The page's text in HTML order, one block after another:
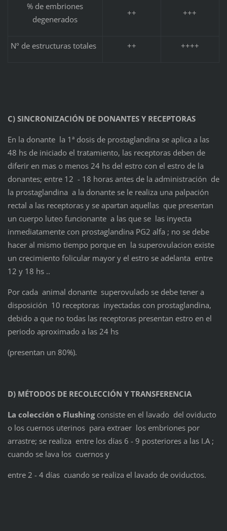
% de embriones
degenerados
++ +++
Nº de estructuras totales ++ ++++
C) SINCRONIZACIÓN DE DONANTES Y RECEPTORAS
En la donante la 1ª dosis de prostaglandina se aplica a las
48 hs de iniciado el tratamiento, las receptoras deben de
diferir en mas o menos 24 hs del estro con el estro de la
donantes; entre 12 - 18 horas antes de la administración de
la prostaglandina a la donante se le realiza una palpación
rectal a las receptoras y se apartan aquellas que presentan
un cuerpo luteo funcionante a las que se las inyecta
inmediatamente con prostaglandina PG2 alfa ; no se debe
hacer al mismo tiempo porque en la superovulacion existe
un crecimiento folicular mayor y el estro se adelanta entre
12 y 18 hs ..
Por cada animal donante superovulado se debe tener a
disposición 10 receptoras inyectadas con prostaglandina,
debido a que no todas las receptoras presentan estro en el
periodo aproximado a las 24 hs
(presentan un 80%).
D) MÉTODOS DE RECOLECCIÓN Y TRANSFERENCIA
La colección o Flushing consiste en el lavado del oviducto
o los cuernos uterinos para extraer los embriones por
arrastre; se realiza entre los días 6 - 9 posteriores a las I.A ;
cuando se lava los cuernos y
entre 2 - 4 días cuando se realiza el lavado de oviductos.